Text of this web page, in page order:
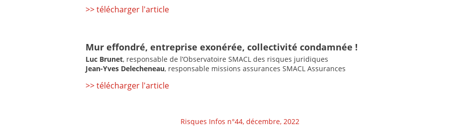
>> télécharger l'article
Mur effondré, entreprise exonérée, collectivité condamnée !
Luc Brunet, responsable de l’Observatoire SMACL des risques juridiques
Jean-Yves Delecheneau, responsable missions assurances SMACL Assurances
>> télécharger l'article
Risques Infos n°44, décembre, 2022